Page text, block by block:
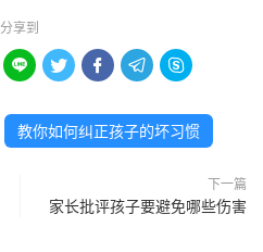
分享到
    
教你如何纠正孩子的坏习惯
下一篇
家长批评孩子要避免哪些伤害